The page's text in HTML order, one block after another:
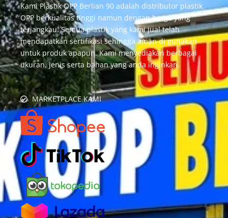
Kami Plastik OPP Berlian 90 adalah distributor plastik
OPP berkualitas tinggi namun dengan harga yang
terjangkau. Semua plastik yang kami jual telah
mendapatkan sertifikasi sehingga aman di gunakan
untuk produk apapun. Kami menyediakan berbagai
ukuran, jenis serta bahan yang anda inginkan.
MARKETPLACE KAMI